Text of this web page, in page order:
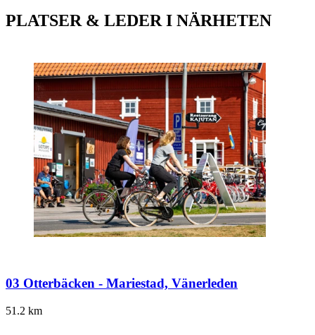
PLATSER & LEDER I NÄRHETEN
03 Otterbäcken - Mariestad, Vänerleden
51.2 km